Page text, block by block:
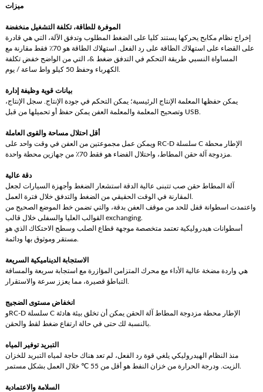
ميزات
الموفرة للطاقة، تكلفة التشغيل منخفضة
إخراج نظام مكابح يحركها يستند كليا على الضغط المطلوب وتدفق الآلة، التي هي قادرة
على القضاء على استهلاك الطاقة على رد الفعل. استهلاك الطاقة هو 70٪ فقط مقارنة مع
المساواة النسبي طريقة التحكم في التدفق ضغط &، التي من الواضح خفض تكلفة
الكهرباء وحفظ 50 كيلو واط ساعة / يوم.
بيانات قوية وظيفة إدارة
يمكن حفظها المعلمة الإنتاج الرئيسية؛ يمكن التحكم في جودة الإنتاج. سجل الإنتاج،
وتصحيح المعلمة والمعلمة العفن يمكن حفظ أو تحميلها من قبل USB.
أقل احتلال مساحة والقوى العاملة
ويمكن عمل مجموعتين من العفن في وقت واحد على RC-D سلسلة C الإطار محطة
مزدوجة آلة حقن المطاط، واحتلال الفضاء هو فقط 70٪ من جهازين محطة واحدة.
دقة عالية
آلة المطاط حقن صب تتبنى عالية الدقة استشعار الضغط وأجهزة السيارات لجعل
المقارنة في الوقت الحقيقي من الضغط والتدفق خلال فترة العمل.
واعتمدت اسطوانة قفل للحد من موقف العفن بدقة، والتي تضمن خط الموضع الصحيح من
القوالب العليا والسفلى خلال قالب exchanging.
أسطوانات هيدروليكية تعتمد متخصصة موجهة قطاع الصلب وسطح الاحتكاك الذي هو
مستقر وموثوق بها ودائمة.
الاستجابة الديناميكية السريعة
هي واردة مضخة عالية الأداء مع محرك المتزامن المؤازرة مع استجابة سريعة والمسافة
التباطؤ قصيرة، مما يعزز سرعة والاستقرار.
انخفاض مستوى الضجيج
وRC-D سلسلة C الإطار محطة مزدوجة المطاط آلة الحقن يمكن أن تخلق بيئة هادئة
بالنسبة لك حتى في حالة ارتفاع ضغط لقط والحقن.
التبريد توفير المياه
منذ النظام الهيدروليكي يلغي قوة رد الفعل، لم تعد هناك حاجة لمياه التبريد للخزان
الزيت. ودرجة الحرارة من خزان النفط هو أقل من 55 ℃ خلال العمل بشكل مستمر.
السلامة والاعتمادية